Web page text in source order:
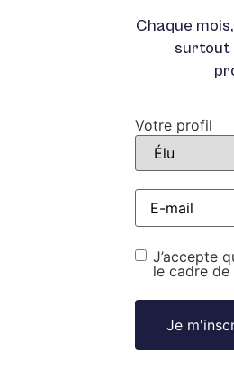
Chaque
surtout
Votre profil
E-
mail*
RGPD*
J’accepte
le cadre